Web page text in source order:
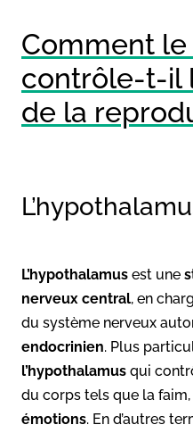
Comment
contrôle-t-il
de la
L’hypothalamus est une
nerveux central, en
du système nerveux
endocrinien. Plus
l’hypothalamus qui
du corps tels que la
émotions. En d’autres